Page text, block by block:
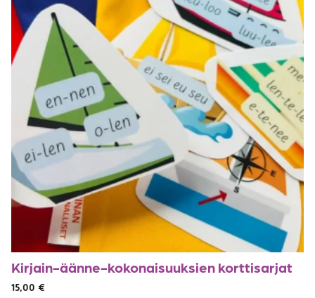
Kirjain-äänne-kokonaisuuksien korttisarjat
15,00 €